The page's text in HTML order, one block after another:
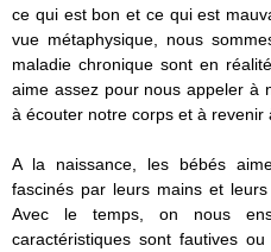
ce qui est bon et ce qui est
vue métaphysique, nous
maladie chronique sont en
aime assez pour nous appeler à
à écouter notre corps et à revenir
A la naissance, les bébés
fascinés par leurs mains et
Avec le temps, on nous
caractéristiques sont fautives